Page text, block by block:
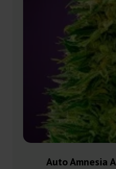
Auto Amnesia